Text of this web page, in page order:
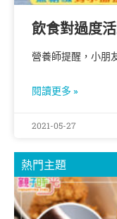
飲食對過度
營養師提醒，小朋
閱讀更多 »
2021-05-27
熱門主題